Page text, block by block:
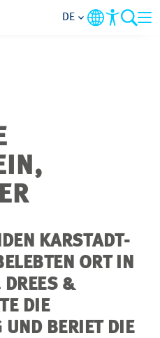
DE
KARSTADT-
ORT IN
DREES &
DIE
UND BERIET DIE